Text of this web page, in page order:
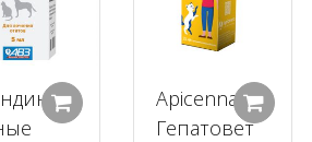
Добавить в корзину
Apicenna
Гепатовет